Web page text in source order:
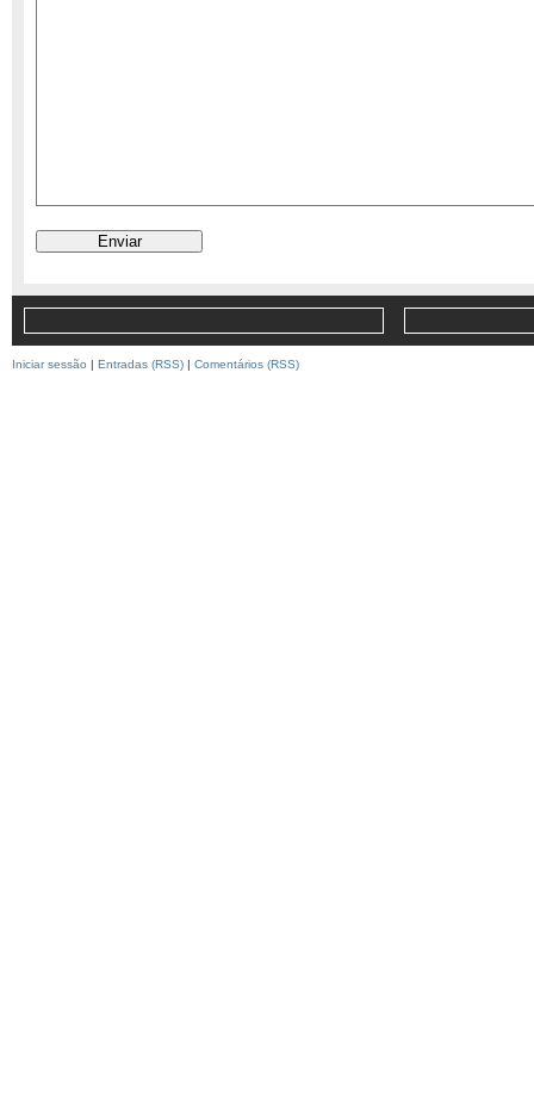
Iniciar sessão | Entradas (RSS) | Comentários (RSS)